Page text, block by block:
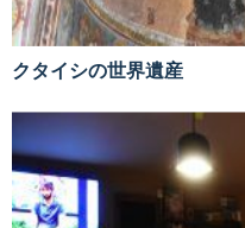
クタイシの世界遺産